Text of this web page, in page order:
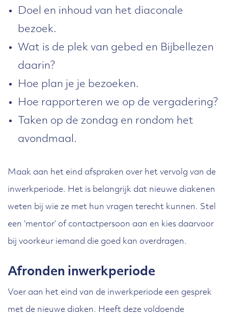
Doel en inhoud van het diaconale
bezoek.
Wat is de plek van gebed en Bijbellezen
daarin?
Hoe plan je je bezoeken.
Hoe rapporteren we op de vergadering?
Taken op de zondag en rondom het
avondmaal.
Maak aan het eind afspraken over het vervolg van de
inwerkperiode. Het is belangrijk dat nieuwe diakenen
weten bij wie ze met hun vragen terecht kunnen. Stel
een ‘mentor’ of contactpersoon aan en kies daarvoor
bij voorkeur iemand die goed kan overdragen.
Afronden inwerkperiode
Voer aan het eind van de inwerkperiode een gesprek
met de nieuwe diaken. Heeft deze voldoende